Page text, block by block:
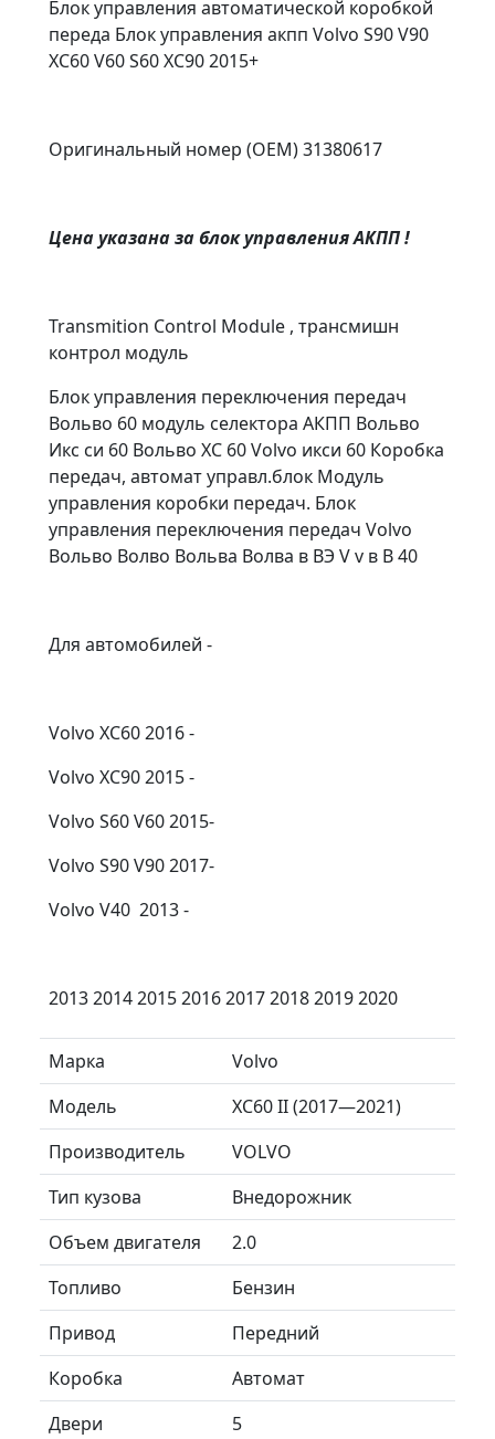
Блок управления автоматической коробкой
переда Блок упрaвления aкпп Volvо S90 V90
XC60 V60 S60 XC90 2015+
Оригинальный номер (OEM) 31380617
Цена указана за блок управления АКПП !
Transmition Control Module , трансмишн
контрол модуль
Блок управления переключения передач
Вольво 60 модуль селектора АКПП Вольво
Икс си 60 Вольво ХС 60 Volvo икси 60 Коробка
передач, автомат управл.блок Модуль
управления коробки передач. Блок
управления переключения передач Volvo
Вольво Волво Вольва Волва в ВЭ V v в В 40
Для автомобилей -
Volvo XC60 2016 -
Volvo XC90 2015 -
Volvo S60 V60 2015-
Volvo S90 V90 2017-
Volvо V40 2013 -
2013 2014 2015 2016 2017 2018 2019 2020
Марка
Volvo
Модель
XC60 II (2017—2021)
Производитель
VOLVO
Тип кузова
Внедорожник
Объем двигателя
2.0
Топливо
Бензин
Привод
Передний
Коробка
Автомат
Двери
5